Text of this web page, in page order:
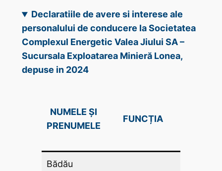
Declaratiile de avere si interese ale
personalului de conducere la Societatea
Complexul Energetic Valea Jiului SA –
Sucursala Exploatarea Minieră Lonea,
depuse in 2024
NUMELE ȘI
PRENUMELE
FUNCȚIA
Bădău